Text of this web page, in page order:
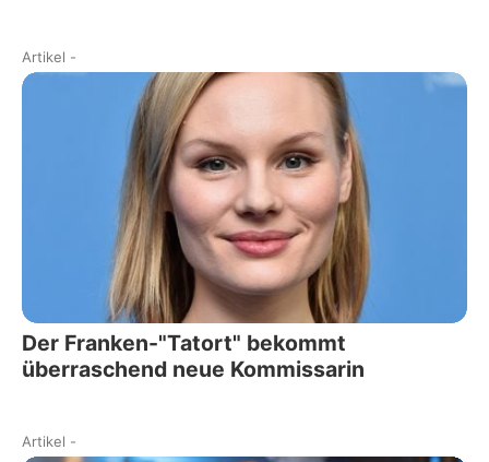
Artikel -
Der Franken-"Tatort" bekommt
überraschend neue Kommissarin
Artikel -